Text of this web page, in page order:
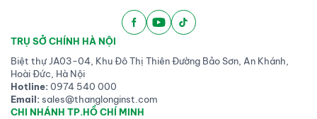
TRỤ SỞ CHÍNH HÀ NỘI
Biệt thự JA03-04, Khu Đô Thị Thiên Đường Bảo Sơn, An Khánh,
Hoài Đức, Hà Nội
Hotline:0974 540 000
Email:sales@thanglonginst.com
CHI NHÁNH TP.HỒ CHÍ MINH